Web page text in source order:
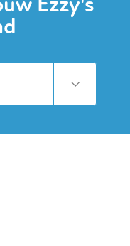
Ezzy's